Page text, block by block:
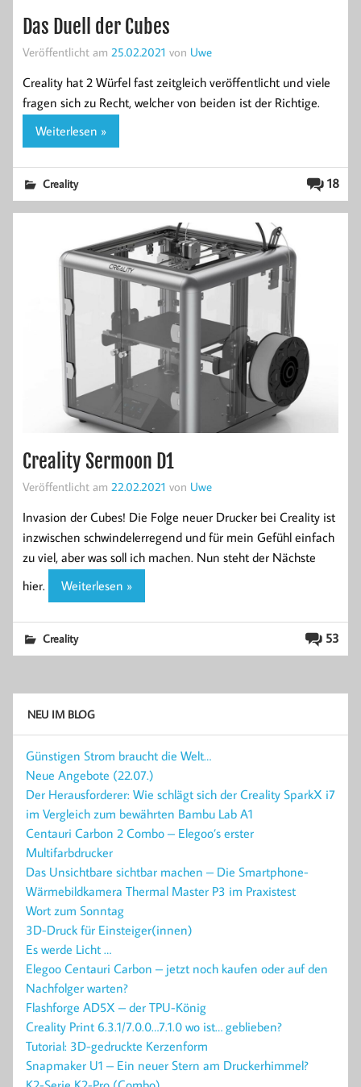
Das Duell der Cubes
Veröffentlicht am 25.02.2021 von Uwe
Creality hat 2 Würfel fast zeitgleich veröffentlicht und viele
fragen sich zu Recht, welcher von beiden ist der Richtige.
Weiterlesen »
18
Creality
Creality Sermoon D1
Veröffentlicht am 22.02.2021 von Uwe
Invasion der Cubes! Die Folge neuer Drucker bei Creality ist
inzwischen schwindelerregend und für mein Gefühl einfach
zu viel, aber was soll ich machen. Nun steht der Nächste
hier.
Weiterlesen »
53
Creality
NEU IM BLOG
Günstigen Strom braucht die Welt…
Neue Angebote (22.07.)
Der Herausforderer: Wie schlägt sich der Creality SparkX i7
im Vergleich zum bewährten Bambu Lab A1
Centauri Carbon 2 Combo – Elegoo’s erster
Multifarbdrucker
Das Unsichtbare sichtbar machen – Die Smartphone-
Wärmebildkamera Thermal Master P3 im Praxistest
Wort zum Sonntag
3D-Druck für Einsteiger(innen)
Es werde Licht …
Elegoo Centauri Carbon – jetzt noch kaufen oder auf den
Nachfolger warten?
Flashforge AD5X – der TPU-König
Creality Print 6.3.1/7.0.0…7.1.0 wo ist… geblieben?
Tutorial: 3D-gedruckte Kerzenform
Snapmaker U1 – Ein neuer Stern am Druckerhimmel?